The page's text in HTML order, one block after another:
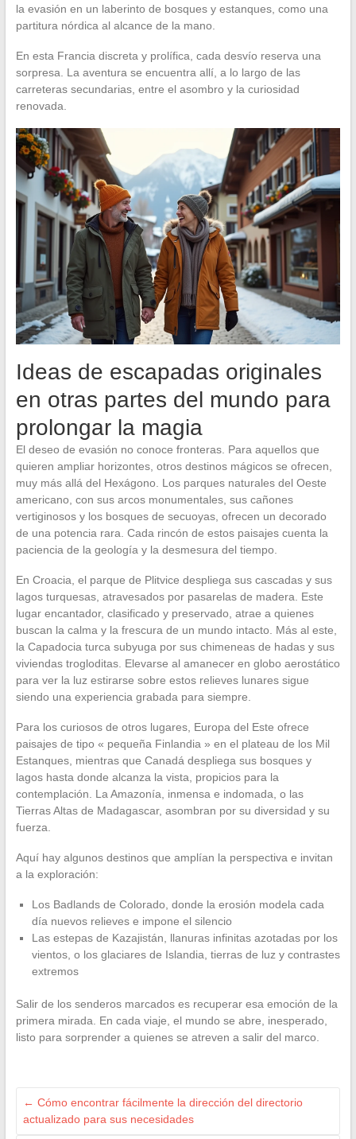
la evasión en un laberinto de bosques y estanques, como una
partitura nórdica al alcance de la mano.
En esta Francia discreta y prolífica, cada desvío reserva una
sorpresa. La aventura se encuentra allí, a lo largo de las
carreteras secundarias, entre el asombro y la curiosidad
renovada.
Ideas de escapadas originales
en otras partes del mundo para
prolongar la magia
El deseo de evasión no conoce fronteras. Para aquellos que
quieren ampliar horizontes, otros destinos mágicos se ofrecen,
muy más allá del Hexágono. Los parques naturales del Oeste
americano, con sus arcos monumentales, sus cañones
vertiginosos y los bosques de secuoyas, ofrecen un decorado
de una potencia rara. Cada rincón de estos paisajes cuenta la
paciencia de la geología y la desmesura del tiempo.
En Croacia, el parque de Plitvice despliega sus cascadas y sus
lagos turquesas, atravesados por pasarelas de madera. Este
lugar encantador, clasificado y preservado, atrae a quienes
buscan la calma y la frescura de un mundo intacto. Más al este,
la Capadocia turca subyuga por sus chimeneas de hadas y sus
viviendas trogloditas. Elevarse al amanecer en globo aerostático
para ver la luz estirarse sobre estos relieves lunares sigue
siendo una experiencia grabada para siempre.
Para los curiosos de otros lugares, Europa del Este ofrece
paisajes de tipo « pequeña Finlandia » en el plateau de los Mil
Estanques, mientras que Canadá despliega sus bosques y
lagos hasta donde alcanza la vista, propicios para la
contemplación. La Amazonía, inmensa e indomada, o las
Tierras Altas de Madagascar, asombran por su diversidad y su
fuerza.
Aquí hay algunos destinos que amplían la perspectiva e invitan
a la exploración:
Los Badlands de Colorado, donde la erosión modela cada
día nuevos relieves e impone el silencio
Las estepas de Kazajistán, llanuras infinitas azotadas por los
vientos, o los glaciares de Islandia, tierras de luz y contrastes
extremos
Salir de los senderos marcados es recuperar esa emoción de la
primera mirada. En cada viaje, el mundo se abre, inesperado,
listo para sorprender a quienes se atreven a salir del marco.
← Cómo encontrar fácilmente la dirección del directorio
actualizado para sus necesidades